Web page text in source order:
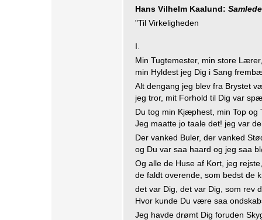
Hans Vilhelm Kaalund:
"Til Virkeligheden
I.
Min Tugtemester, min store Lærer,
min Hyldest jeg Dig i Sang
Alt dengang jeg blev fra Brystet
jeg tror, mit Forhold til Dig var
Du tog min Kjæphest, min Top og
Jeg maatte jo taale det! jeg var
Der vanked Buler, der vanked
og Du var saa haard og jeg saa
Og alle de Huse af Kort, jeg rejste,
de faldt overende, som bedst de
det var Dig, det var Dig, som rev
Hvor kunde Du være saa
Jeg havde drømt Dig foruden